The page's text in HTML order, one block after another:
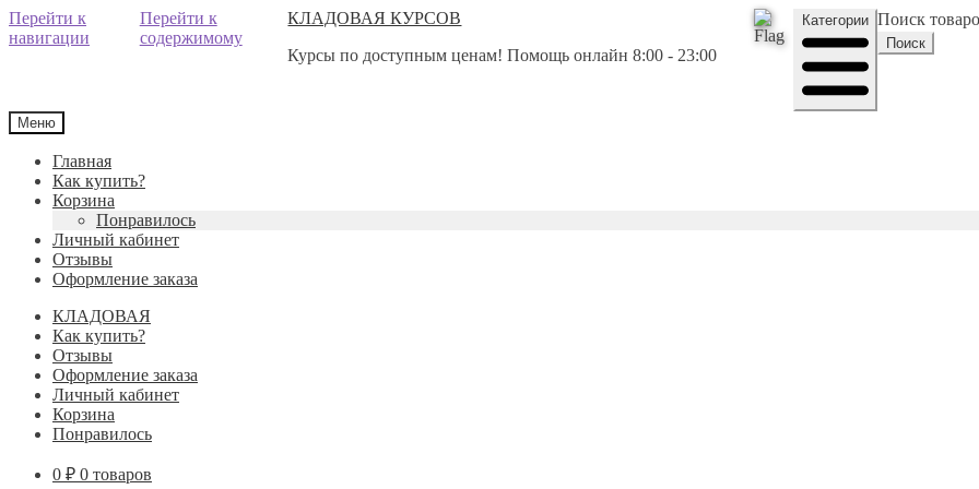
Перейти к
навигации
Перейти к
содержимому
КЛАДОВАЯ КУРСОВ
Курсы по доступным ценам! Помощь онлайн 8:00 - 23:00
Категории Поиск
Поиск
Меню
Главная
Как купить?
Корзина
Понравилось
Личный кабинет
Отзывы
Оформление заказа
КЛАДОВАЯ
Как купить?
Отзывы
Оформление заказа
Личный кабинет
Корзина
Понравилось
0 ₽ 0 товаров